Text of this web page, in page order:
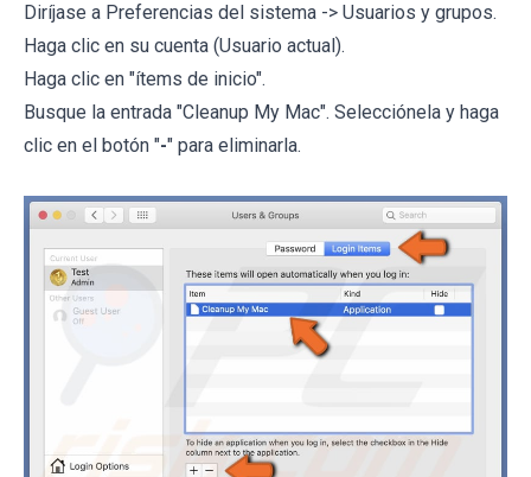
Diríjase a Preferencias del sistema -> Usuarios y grupos.
Haga clic en su cuenta (Usuario actual).
Haga clic en "ítems de inicio".
Busque la entrada "Cleanup My Mac". Selecciónela y haga
clic en el botón "-" para eliminarla.